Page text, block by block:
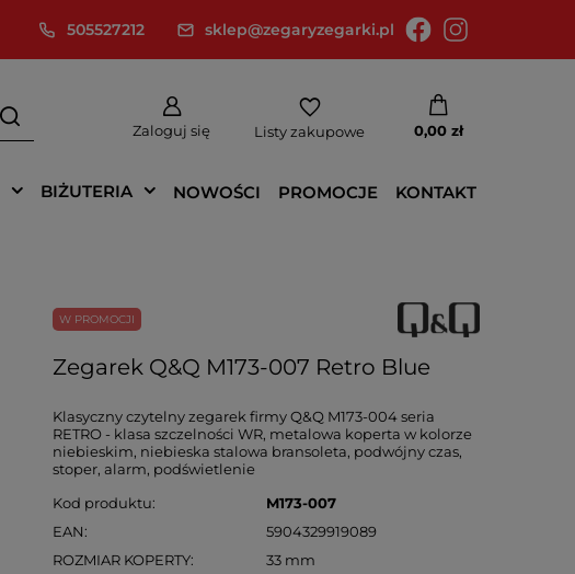
505527212 sklep@zegaryzegarki.pl
Zaloguj się Listy zakupowe 0,00 zł
BIŻUTERIA NOWOŚCI PROMOCJE KONTAKT
W PROMOCJI
Zegarek Q&Q M173-007 Retro Blue
Klasyczny czytelny zegarek firmy Q&Q M173-004 seria
RETRO - klasa szczelności WR, metalowa koperta w kolorze
niebieskim, niebieska stalowa bransoleta, podwójny czas,
stoper, alarm, podświetlenie
Kod produktu
M173-007
EAN
5904329919089
ROZMIAR KOPERTY
33 mm